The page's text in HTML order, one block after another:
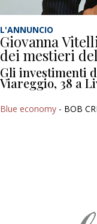
L'ANNUNCIO
Giovanna
dei mestieri
Gli investimenti
Viareggio, 38 a
Blue economy - BOB